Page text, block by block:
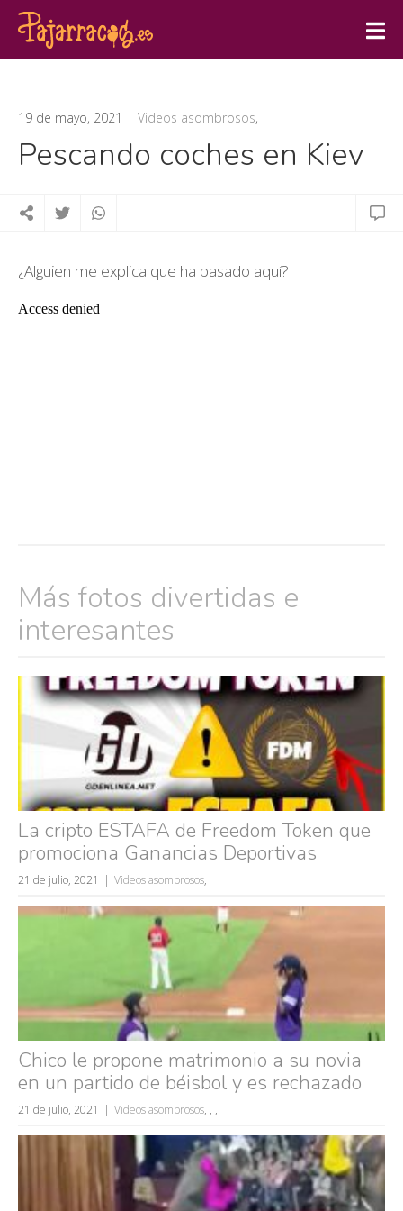
19 de mayo, 2021 Videos asombrosos,
Pescando coches en Kiev
¿Alguien me explica que ha pasado aquí?
Más fotos divertidas e
interesantes
La cripto ESTAFA de Freedom Token que
promociona Ganancias Deportivas
21 de julio, 2021 Videos asombrosos,
Chico le propone matrimonio a su novia
en un partido de béisbol y es rechazado
21 de julio, 2021 Videos asombrosos, , ,